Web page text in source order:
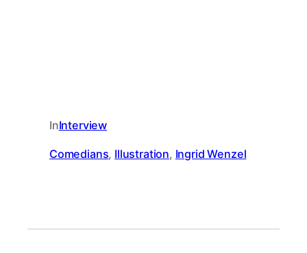
InInterview
Comedians, Illustration, Ingrid Wenzel